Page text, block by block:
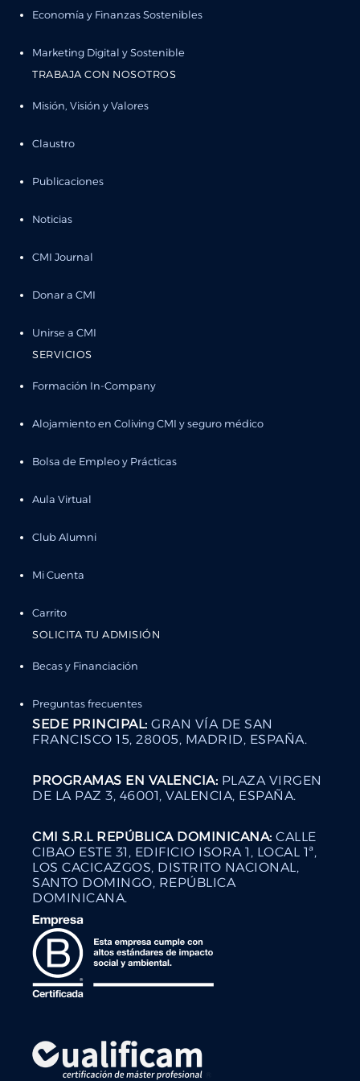
Economía y Finanzas Sostenibles
Marketing Digital y Sostenible
TRABAJA CON NOSOTROS
Misión, Visión y Valores
Claustro
Publicaciones
Noticias
CMI Journal
Donar a CMI
Unirse a CMI
SERVICIOS
Formación In-Company
Alojamiento en Coliving CMI y seguro médico
Bolsa de Empleo y Prácticas
Aula Virtual
Club Alumni
Mi Cuenta
Carrito
SOLICITA TU ADMISIÓN
Becas y Financiación
Preguntas frecuentes
SEDE PRINCIPAL: GRAN VÍA DE SAN
FRANCISCO 15, 28005, MADRID, ESPAÑA.
PROGRAMAS EN VALENCIA: PLAZA VIRGEN
DE LA PAZ 3, 46001, VALENCIA, ESPAÑA.
CMI S.R.L REPÚBLICA DOMINICANA: CALLE
CIBAO ESTE 31, EDIFICIO ISORA 1, LOCAL 1ª,
LOS CACICAZGOS, DISTRITO NACIONAL,
SANTO DOMINGO, REPÚBLICA
DOMINICANA.